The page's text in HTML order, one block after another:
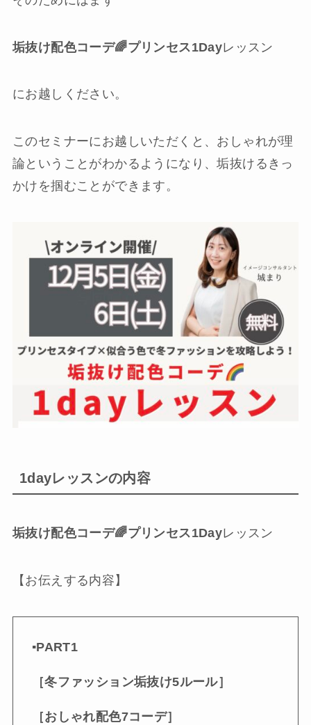
垢抜け配色コーデ🌈プリンセス1Dayレッスン
にお越しください。
このセミナーにお越しいただくと、おしゃれが理
論ということがわかるようになり、垢抜けるきっ
かけを掴むことができます。
1dayレッスンの内容
垢抜け配色コーデ🌈プリンセス1Dayレッスン
【お伝えする内容】
▪︎PART1
［冬ファッション垢抜け5ルール］
［おしゃれ配色7コーデ］